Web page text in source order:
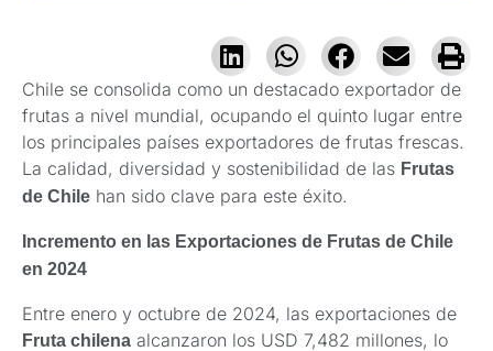
Chile se consolida como un destacado exportador de
frutas a nivel mundial, ocupando el quinto lugar entre
los principales países exportadores de frutas frescas.
La calidad, diversidad y sostenibilidad de las Frutas
de Chile han sido clave para este éxito.
Incremento en las Exportaciones de Frutas de Chile
en 2024
Entre enero y octubre de 2024, las exportaciones de
Fruta chilena alcanzaron los USD 7,482 millones, lo